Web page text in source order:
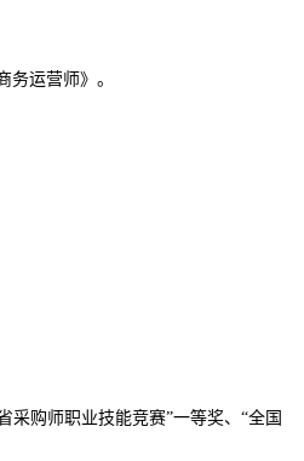
运营师》。
采购师职业技能竞赛”一等奖、“全国